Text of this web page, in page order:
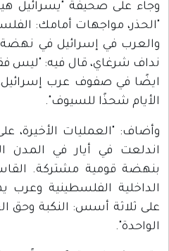
وجاء على صحيفة "يسرائيل
"الحذر، مواجهات أمامك:
والعرب في إسرائيل في
نداف شرغاي، قال فيه: "ليس
ايضًا في صفوف عرب
الأيام شحذًا للسيوف".
وأضاف: "العمليات الأخيرة،
اندلعت في أيار في المدن
بنهضة قومية مشتركة.
الداخلية الفلسطينية وعرب
على ثلاثة أسس: النكبة وحق
الواحدة".